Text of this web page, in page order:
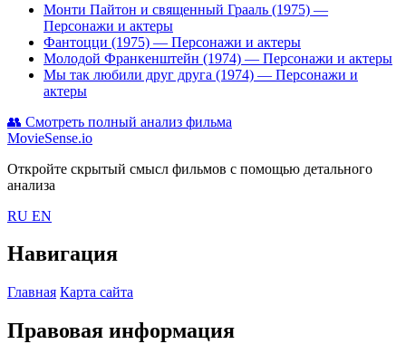
Монти Пайтон и священный Грааль (1975) —
Персонажи и актеры
Фантоцци (1975) — Персонажи и актеры
Молодой Франкенштейн (1974) — Персонажи и актеры
Мы так любили друг друга (1974) — Персонажи и
актеры
👥 Смотреть полный анализ фильма
MovieSense.io
Откройте скрытый смысл фильмов с помощью детального
анализа
RU EN
Навигация
Главная Карта сайта
Правовая информация